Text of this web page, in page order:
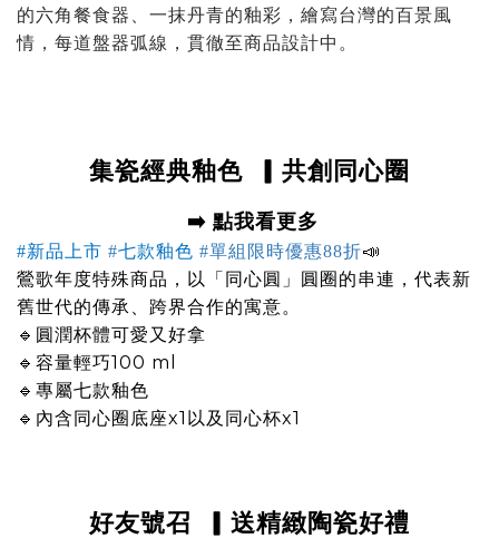
的六角餐食器、 一抹丹青的釉彩，繪寫台灣的百景風
情，每道盤器弧線， 貫徹至商品設計中。
集瓷經典釉色 ▎共創同心圈
➡️ 點我看更多
#新品上市 #七款釉色 #單組限時優惠88折📣
鶯歌年度特殊商品，以「同心圓」圓圈的串連，代表新
舊世代的傳承、跨界合作的寓意。
🔹圓潤杯體可愛又好拿
🔹容量輕巧100 ml
🔹專屬七款釉色
🔹內含同心圈底座x1以及同心杯x1
好友號召 ▎送精緻陶瓷好禮